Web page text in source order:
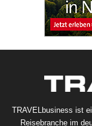
TRAVELbusiness ist
Reisebranche im